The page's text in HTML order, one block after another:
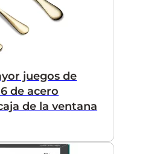
juegos de
de acero
de la ventana